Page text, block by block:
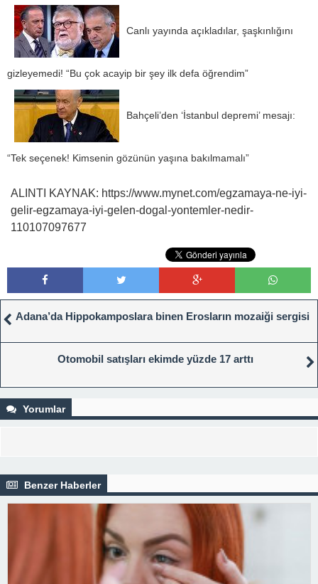
Canlı yayında açıkladılar, şaşkınlığını
gizleyemedi! “Bu çok acayip bir şey ilk defa öğrendim”
Bahçeli’den ‘İstanbul depremi’ mesajı:
“Tek seçenek! Kimsenin gözünün yaşına bakılmamalı”
ALINTI KAYNAK: https://www.mynet.com/egzamaya-ne-iyi-
gelir-egzamaya-iyi-gelen-dogal-yontemler-nedir-
110107097677
Adana’da Hippokamposlara binen Erosların mozaiği sergisi
Otomobil satışları ekimde yüzde 17 arttı
Yorumlar
Benzer Haberler